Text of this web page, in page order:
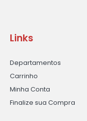
Links
Departamentos
Carrinho
Minha Conta
Finalize sua Compra